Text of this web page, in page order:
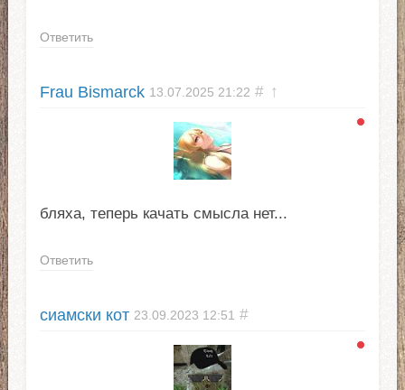
Ответить
Frau Bismarck 13.07.2025 21:22 # ↑
бляха, теперь качать смысла нет...
Ответить
сиамски кот 23.09.2023 12:51 #